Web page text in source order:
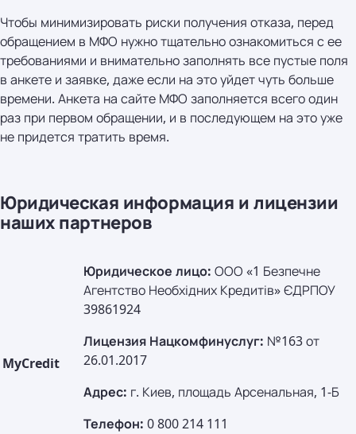
Чтобы минимизировать риски получения отказа, перед
обращением в МФО нужно тщательно ознакомиться с ее
требованиями и внимательно заполнять все пустые поля
в анкете и заявке, даже если на это уйдет чуть больше
времени. Анкета на сайте МФО заполняется всего один
раз при первом обращении, и в последующем на это уже
не придется тратить время.
Юридическая информация и лицензии
наших партнеров
MyCredit
Юридическое лицо: ООО «1 Безпечне
Агентство Необхідних Кредитів» ЄДРПОУ
39861924
Лицензия Нацкомфинуслуг: №163 от
26.01.2017
Адрес: г. Киев, площадь Арсенальная, 1-Б
Телефон: 0 800 214 111